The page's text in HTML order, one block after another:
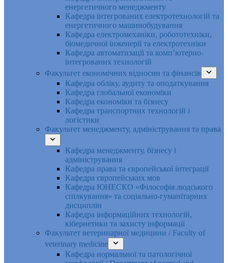
енергетичного менеджменту
Кафедра інтегрованих електротехнологій та
енергетичного машинобудування
Кафедра електромеханіки, робототехніки,
біомедичної інженерії та електротехніки
Кафедра автоматизації та комп’ютерно-
інтегрованих технологій
Факультет економічних відносин та фінансів
Кафедра обліку, аудиту та оподаткування
Кафедра глобальної економіки
Кафедра економіки та бізнесу
Кафедра транспортних технологій і
логістики
Факультет менеджменту, адміністрування та права
Кафедра менеджменту, бізнесу і
адміністрування
Кафедра права та європейської інтеграції
Кафедра європейських мов
Кафедра ЮНЕСКО «Філософія людського
спілкування» та соціально-гуманітарних
дисциплін
Кафедра інформаційних технологій,
кібернетики та захисту інформації
Факультет ветеринарної медицини / Faculty of
veterinary medicine
Кафедра нормальної та патологічної